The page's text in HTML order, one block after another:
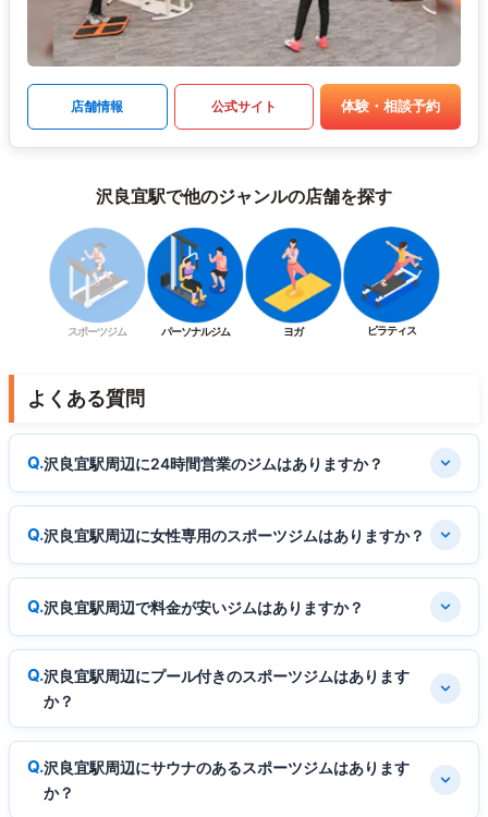
店舗情報 公式サイト 体験・相談予約
沢良宜駅で他のジャンルの店舗を探す
スポーツジム パーソナルジム ヨガ ピラティス
よくある質問
沢良宜駅周辺に24時間営業のジムはありますか？
沢良宜駅周辺に女性専用のスポーツジムはありますか？
沢良宜駅周辺で料金が安いジムはありますか？
沢良宜駅周辺にプール付きのスポーツジムはあります
か？
沢良宜駅周辺にサウナのあるスポーツジムはあります
か？